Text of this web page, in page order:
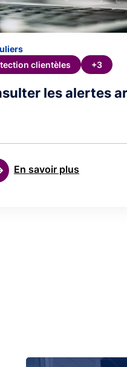
les alertes
clientèles
+3
En savoir plus